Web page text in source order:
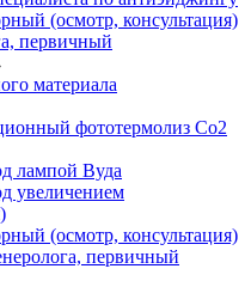
(осмотр, консультация)
первичный
материала
фототермолиз Со2
лампой Вуда
увеличением
(осмотр, консультация)
первичный